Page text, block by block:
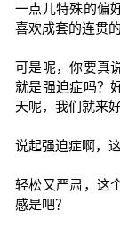
一点儿特殊的偏
喜欢成套的连贯的
可是呢，你要真
就是强迫症吗？
天呢，我们就来
说起强迫症啊，
轻松又严肃，这
感是吧？